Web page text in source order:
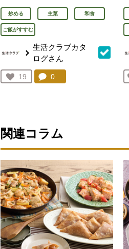
炒める 主菜 和食
ご飯がすすむ
生活クラブカタ
ログさん
お気に入り登録：
19
人が登録
コメント：
0
関連コラム